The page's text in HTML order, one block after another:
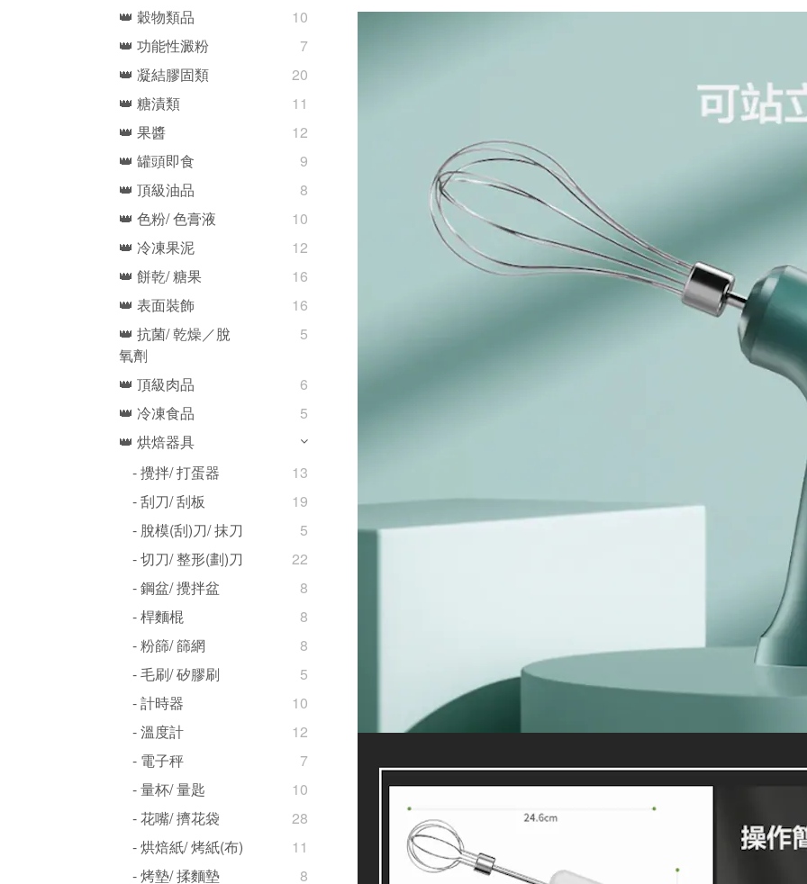
👑 穀物類品
10
👑 功能性澱粉
7
👑 凝結膠固類
20
👑 糖漬類
11
👑 果醬
12
👑 罐頭即食
9
👑 頂級油品
8
👑 色粉/ 色膏液
10
👑 冷凍果泥
12
👑 餅乾/ 糖果
16
👑 表面裝飾
16
👑 抗菌/ 乾燥／脫
氧劑
5
👑 頂級肉品
6
👑 冷凍食品
5
👑 烘焙器具
- 攪拌/ 打蛋器
13
- 刮刀/ 刮板
19
- 脫模(刮)刀/ 抹刀
5
- 切刀/ 整形(劃)刀
22
- 鋼盆/ 攪拌盆
8
- 桿麵棍
8
- 粉篩/ 篩網
8
- 毛刷/ 矽膠刷
5
- 計時器
10
- 溫度計
12
- 電子秤
7
- 量杯/ 量匙
10
- 花嘴/ 擠花袋
28
- 烘焙紙/ 烤紙(布)
11
- 烤墊/ 揉麵墊
8